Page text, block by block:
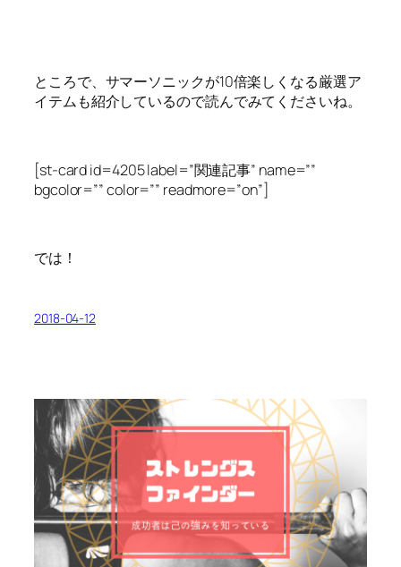
ところで、 サマーソニックが10倍楽しくなる厳選ア
イテムも紹介しているので読んでみてくださいね。
[st-card id=4205 label=”関連記事” name=””
bgcolor=”” color=”” readmore=”on”]
では！
2018-04-12